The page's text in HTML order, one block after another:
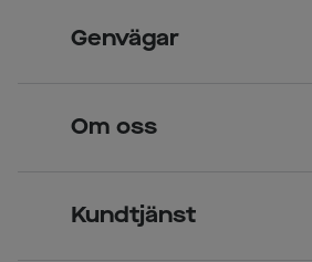
Över 70 butiker
Genvägar
Om oss
Kundtjänst